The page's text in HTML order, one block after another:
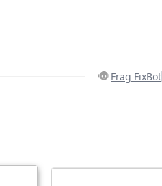
Frag FixBot